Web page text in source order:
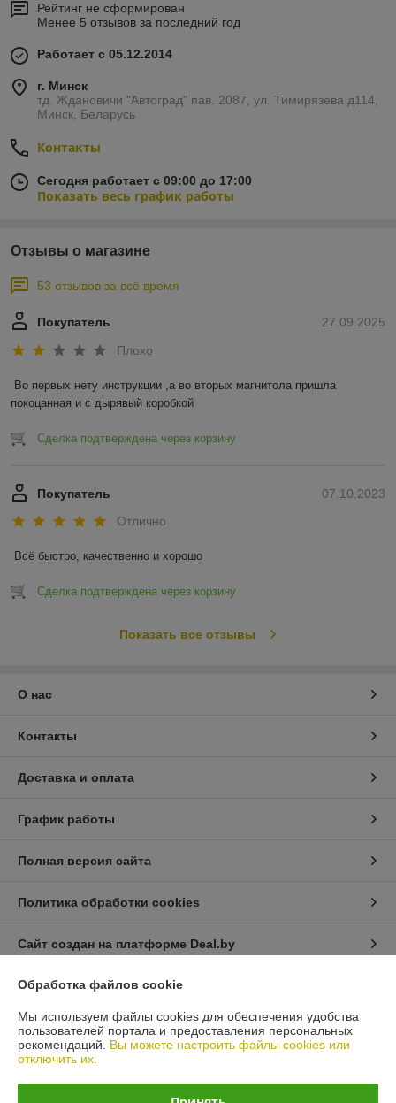
Рейтинг не сформирован
Менее 5 отзывов за последний год
Работает с 05.12.2014
г. Минск
тд. Ждановичи "Автоград" пав. 2087, ул. Тимирязева д114,
Минск, Беларусь
Контакты
Сегодня работает с 09:00 до 17:00
Показать весь график работы
Отзывы о магазине
53 отзывов за всё время
27.09.2025
Покупатель
Плохо
Во первых нету инструкции ,а во вторых магнитола пришла
покоцанная и с дырявый коробкой
Сделка подтверждена через корзину
07.10.2023
Покупатель
Отлично
Всё быстро, качественно и хорошо
Сделка подтверждена через корзину
Показать все отзывы
О нас
Контакты
Доставка и оплата
График работы
Полная версия сайта
Политика обработки cookies
Сайт создан на платформе Deal.by
Юридическое лицо:Общество с ограниченной ответственностью
«Автопроект Плюс»
г. Минск, ул. Тимирязева, д.114-8
Регистрационный номер ЕГР: 193664948
Обработка файлов cookie
Мы используем файлы cookies для обеспечения удобства
пользователей портала и предоставления персональных
рекомендаций. Вы можете настроить файлы cookies или
отключить их.